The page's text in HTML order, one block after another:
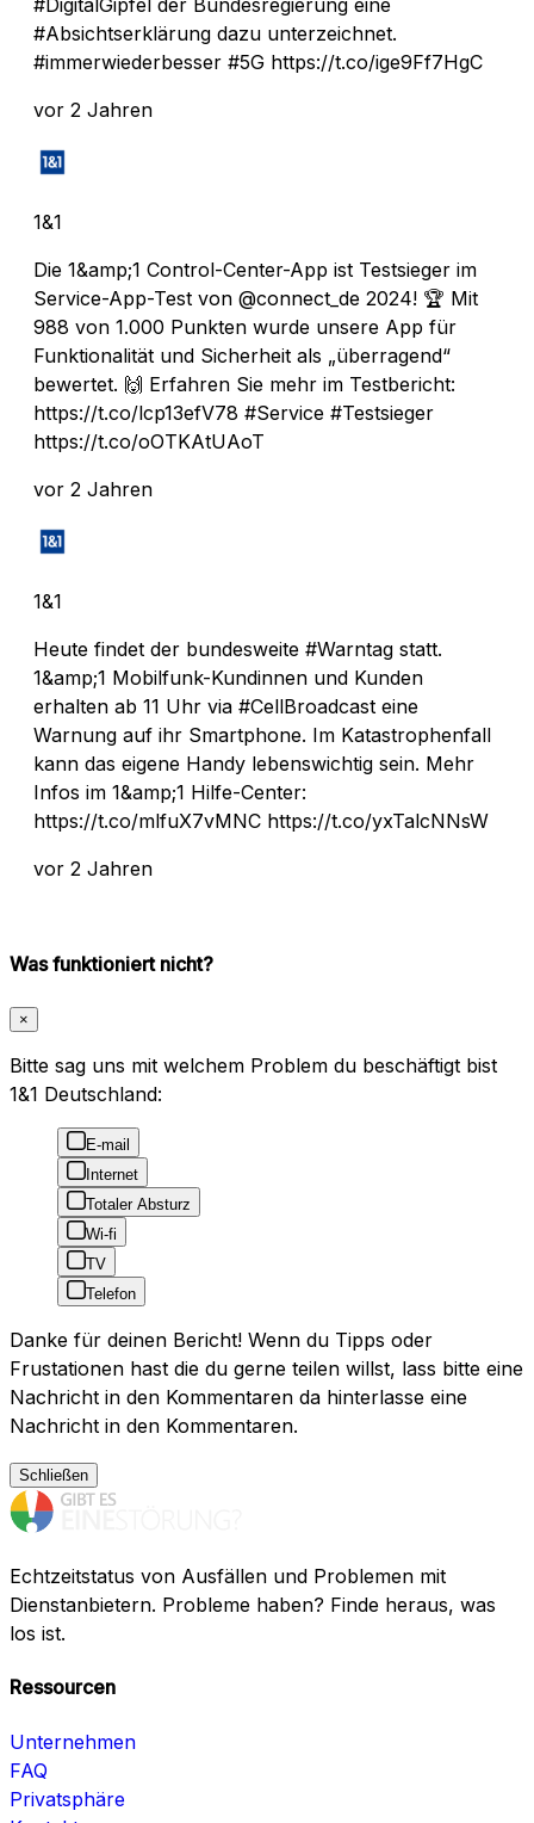
#Absichtserklärung dazu unterzeichnet.
#immerwiederbesser #5G https://t.co/ige9Ff7HgC
vor 2 Jahren
1&1
Die 1&amp;1 Control-Center-App ist Testsieger im
Service-App-Test von @connect_de 2024! 🏆 Mit
988 von 1.000 Punkten wurde unsere App für
Funktionalität und Sicherheit als „überragend“
bewertet. 🙌 Erfahren Sie mehr im Testbericht:
https://t.co/lcp13efV78 #Service #Testsieger
https://t.co/oOTKAtUAoT
vor 2 Jahren
1&1
Heute findet der bundesweite #Warntag statt.
1&amp;1 Mobilfunk-Kundinnen und Kunden
erhalten ab 11 Uhr via #CellBroadcast eine
Warnung auf ihr Smartphone. Im Katastrophenfall
kann das eigene Handy lebenswichtig sein. Mehr
Infos im 1&amp;1 Hilfe-Center:
https://t.co/mlfuX7vMNC https://t.co/yxTalcNNsW
vor 2 Jahren
Was funktioniert nicht?
×
Bitte sag uns mit welchem Problem du beschäftigt bist
1&1 Deutschland:
E-mail
Internet
Totaler Absturz
Wi-fi
TV
Telefon
Danke für deinen Bericht! Wenn du Tipps oder
Frustationen hast die du gerne teilen willst, lass bitte eine
Nachricht in den Kommentaren da hinterlasse eine
Nachricht in den Kommentaren.
Schließen
Echtzeitstatus von Ausfällen und Problemen mit
Dienstanbietern. Probleme haben? Finde heraus, was
los ist.
Ressourcen
Unternehmen
FAQ
Privatsphäre